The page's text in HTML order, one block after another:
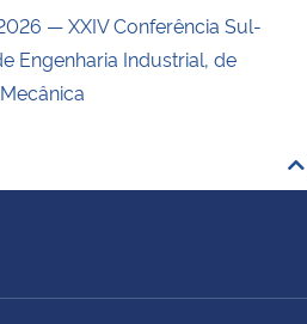
— XXIV Conferência Sul-
Engenharia Industrial, de